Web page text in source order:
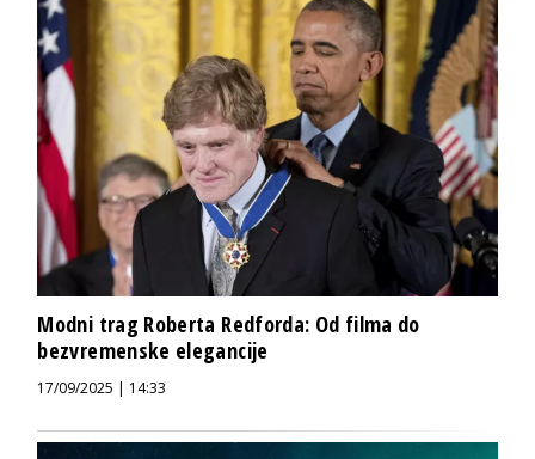
Modni trag Roberta Redforda: Od filma do
bezvremenske elegancije
17/09/2025 | 14:33